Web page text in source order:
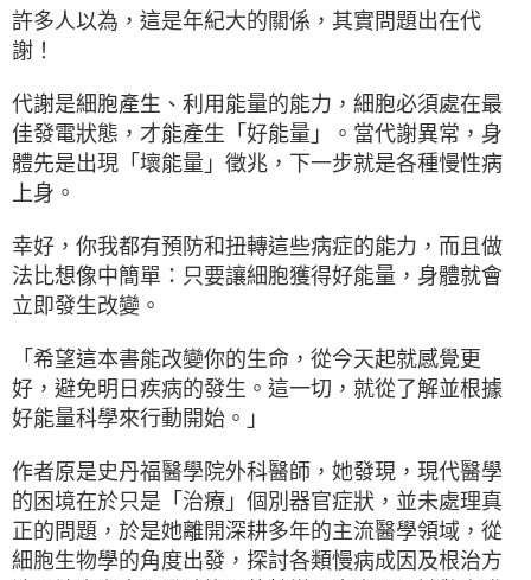
許多人以為，這是年紀大的關係，其實問題出在代
謝！
代謝是細胞產生、利用能量的能力，細胞必須處在最
佳發電狀態，才能產生「好能量」。當代謝異常，身
體先是出現「壞能量」徵兆，下一步就是各種慢性病
上身。
幸好，你我都有預防和扭轉這些病症的能力，而且做
法比想像中簡單：只要讓細胞獲得好能量，身體就會
立即發生改變。
「希望這本書能改變你的生命，從今天起就感覺更
好，避免明日疾病的發生。這一切，就從了解並根據
好能量科學來行動開始。」
作者原是史丹福醫學院外科醫師，她發現，現代醫學
的困境在於只是「治療」個別器官症狀，並未處理真
正的問題，於是她離開深耕多年的主流醫學領域，從
細胞生物學的角度出發，探討各類慢病成因及根治方